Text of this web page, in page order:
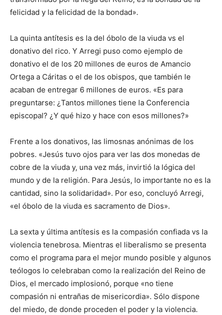
felicidad y la felicidad de la bondad».
La quinta antítesis es la del óbolo de la viuda vs el
donativo del rico. Y Arregi puso como ejemplo de
donativo el de los 20 millones de euros de Amancio
Ortega a Cáritas o el de los obispos, que también le
acaban de entregar 6 millones de euros. «Es para
preguntarse: ¿Tantos millones tiene la Conferencia
episcopal? ¿Y qué hizo y hace con esos millones?»
Frente a los donativos, las limosnas anónimas de los
pobres. «Jesús tuvo ojos para ver las dos monedas de
cobre de la viuda y, una vez más, invirtió la lógica del
mundo y de la religión. Para Jesús, lo importante no es la
cantidad, sino la solidaridad». Por eso, concluyó Arregi,
«el óbolo de la viuda es sacramento de Dios».
La sexta y última antítesis es la compasión confiada vs la
violencia tenebrosa. Mientras el liberalismo se presenta
como el programa para el mejor mundo posible y algunos
teólogos lo celebraban como la realización del Reino de
Dios, el mercado implosionó, porque «no tiene
compasión ni entrañas de misericordia». Sólo dispone
del miedo, de donde proceden el poder y la violencia.